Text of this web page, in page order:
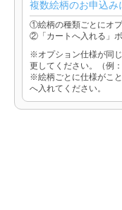
複数絵柄のお申込み
①絵柄の種類ごとにオ
②「カートへ入れる」
※オプション仕様が同
更してください。（例
※絵柄ごとに仕様がこ
へ入れてください。